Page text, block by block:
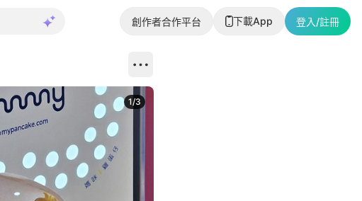
創作者合作平台 下載App 登入/註冊
1/3